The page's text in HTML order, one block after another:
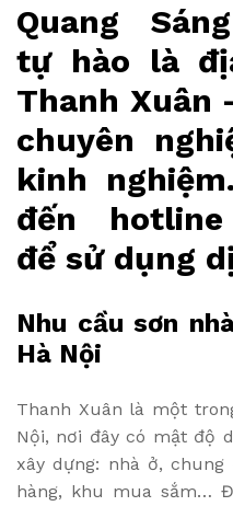
Quang
tự hào là
Thanh Xuân
chuyên
kinh
đến hotline
để sử dụng
Nhu cầu sơn
Hà Nội
Thanh Xuân là một
Nội, nơi đây có mật độ
xây dựng: nhà ở, chung
hàng, khu mua sắm…